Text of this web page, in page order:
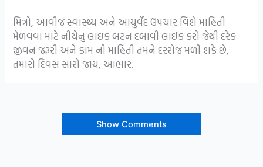
મિત્રો, આવીજ સ્વાસ્થ્ય અને આયુર્વેદ ઉપચાર વિશે માહિતી
મેળવવા માટે નીચેનું લાઇક બટન દબાવી લાઈક કરો જેથી દરેક
જીવન જરૂરી અને કામ ની માહિતી તમને દરરોજ મળી શકે છે,
તમારો દિવસ સારો જાય, આભાર.
Show Comments